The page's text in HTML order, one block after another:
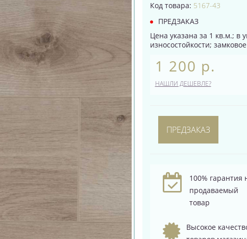
Код товара: 5167-43
ПРЕДЗАКАЗ
Цена указана за 1 кв.м.; в
износостойкости;
1 200 р.
НАШЛИ ДЕШЕВЛЕ?
ПРЕДЗАКАЗ
100% гарантия
продаваемый
товар
Высокое